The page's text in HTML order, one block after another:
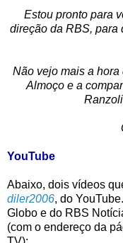
Estou pronto para
direção da RBS, para
Não vejo mais a
Almoço e a
YouTube
Abaixo, dois vídeos
diler2006, do
Globo e do RBS
(com o endereço da